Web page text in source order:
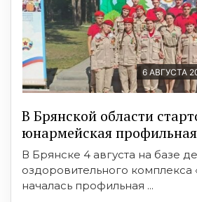
6 АВГУСТА
В Брянской области
юнармейская
В Брянске 4 августа на базе
оздоровительного комплекса
началась профильная ...